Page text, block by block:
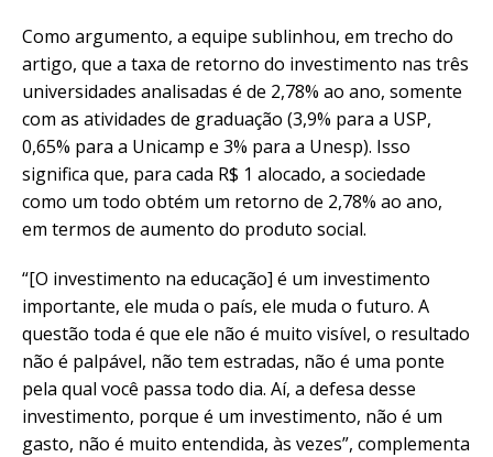
Como argumento, a equipe sublinhou, em trecho do
artigo, que a taxa de retorno do investimento nas três
universidades analisadas é de 2,78% ao ano, somente
com as atividades de graduação (3,9% para a USP,
0,65% para a Unicamp e 3% para a Unesp). Isso
significa que, para cada R$ 1 alocado, a sociedade
como um todo obtém um retorno de 2,78% ao ano,
em termos de aumento do produto social.
“[O investimento na educação] é um investimento
importante, ele muda o país, ele muda o futuro. A
questão toda é que ele não é muito visível, o resultado
não é palpável, não tem estradas, não é uma ponte
pela qual você passa todo dia. Aí, a defesa desse
investimento, porque é um investimento, não é um
gasto, não é muito entendida, às vezes”, complementa